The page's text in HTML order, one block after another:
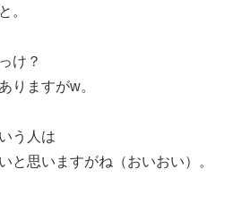
。
け？
りますがw。
う人は
と思いますがね（おいおい）。